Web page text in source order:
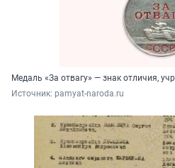
Медаль «За отвагу» — знак отличия,
Источник: pamyat-naroda.ru